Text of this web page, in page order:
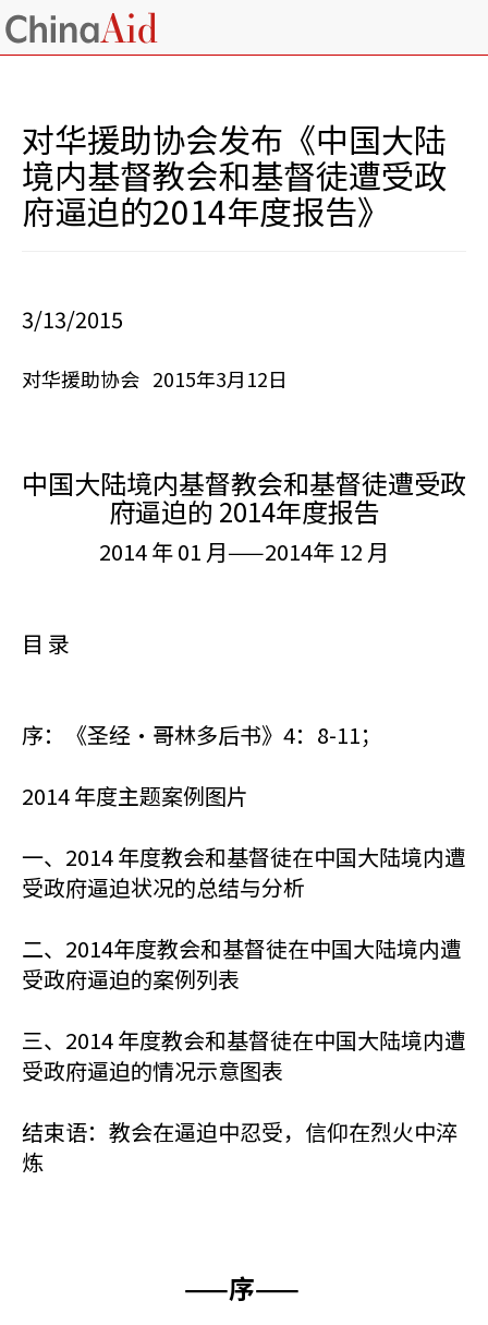
对华援助协会发布《中国大陆
境内基督教会和基督徒遭受政
府逼迫的2014年度报告》
3/13/2015
对华援助协会 2015年3月12日
中国大陆境内基督教会和基督徒遭受政
府逼迫的 2014年度报告
2014 年 01 月——2014年 12 月
目 录
序：《圣经•哥林多后书》4：8-11；
2014 年度主题案例图片
一、2014 年度教会和基督徒在中国大陆境内遭
受政府逼迫状况的总结与分析
二、2014年度教会和基督徒在中国大陆境内遭
受政府逼迫的案例列表
三、2014 年度教会和基督徒在中国大陆境内遭
受政府逼迫的情况示意图表
结束语：教会在逼迫中忍受，信仰在烈火中淬
炼
——序——